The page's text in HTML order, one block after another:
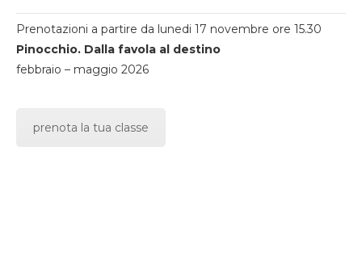
Prenotazioni a partire da lunedi 17 novembre ore 15.30
Pinocchio. Dalla favola al destino
febbraio – maggio 2026
prenota la tua classe